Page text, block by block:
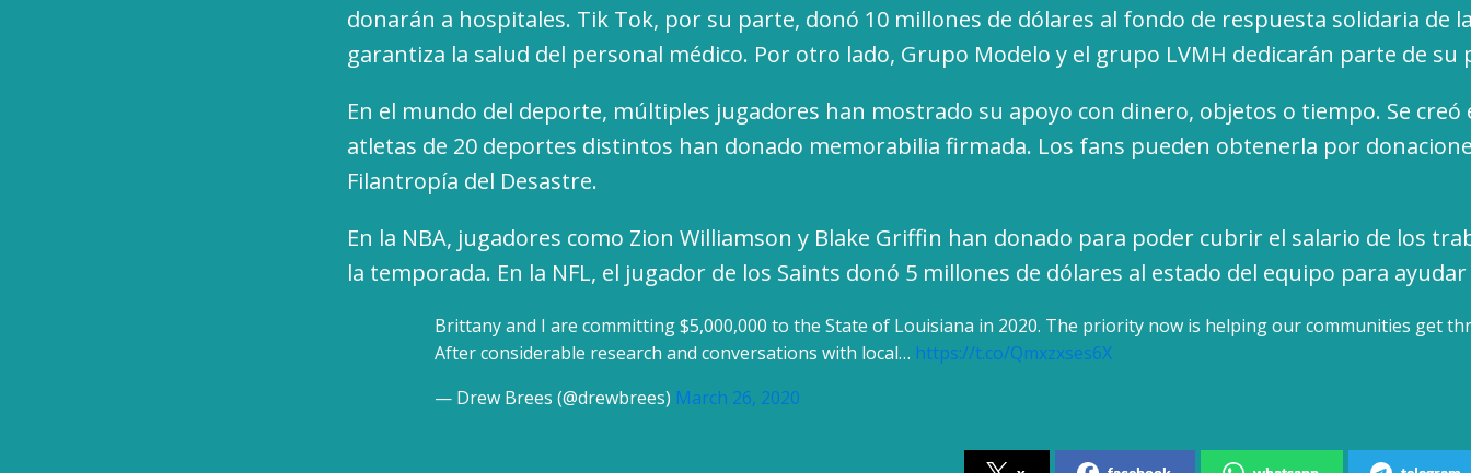
donarán a hospitales. Tik Tok, por su parte, donó 10 millones de dólares al fondo de respuesta solidaria de
garantiza la salud del personal médico. Por otro lado, Grupo Modelo y el grupo LVMH dedicarán parte de
En el mundo del deporte, múltiples jugadores han mostrado su apoyo con dinero, objetos o tiempo. Se
atletas de 20 deportes distintos han donado memorabilia firmada. Los fans pueden obtenerla por
Filantropía del Desastre.
En la NBA, jugadores como Zion Williamson y Blake Griffin han donado para poder cubrir el salario de los
la temporada. En la NFL, el jugador de los Saints donó 5 millones de dólares al estado del equipo para
Brittany and I are committing $5,000,000 to the State of Louisiana in 2020. The priority now is helping our communities get
After considerable research and conversations with local… https://t.co/Qmxzxses6X
— Drew Brees (@drewbrees) March 26, 2020